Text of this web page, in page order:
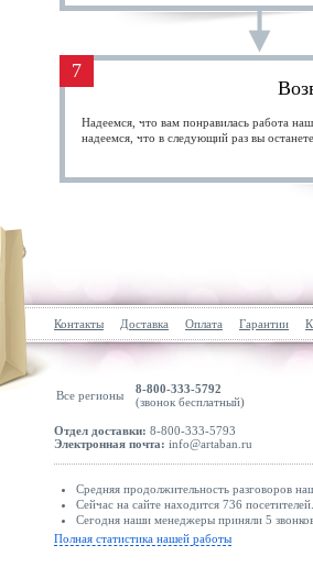
Надеемся, что вам понравилась работа
надеемся, что в следующий раз вы
7
Контакты Доставка Оплата Гарантии
Все регионы
8-800-333-5792
(звонок бесплатный)
Отдел доставки: 8-800-333-5793
Электронная почта: info@artaban.ru
Средняя продолжительность разговоров
Сейчас на сайте находится 736 посетителей.
Сегодня наши менеджеры приняли 5
Полная статистика нашей работы